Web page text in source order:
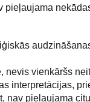
pieļaujama
nevis vienkāršs
interpretācijas,
nav pieļaujama